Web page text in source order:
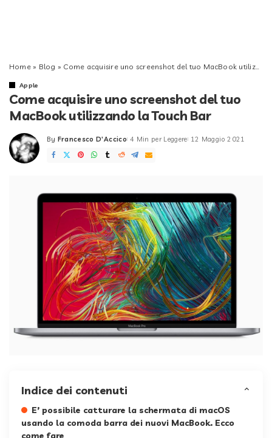
Home» Blog » Come acquisire uno screenshot del tuo MacBook utilizzando la Touch Bar
Apple
Come acquisire uno screenshot del tuo
MacBook utilizzando la Touch Bar
Posted
by
By Francesco D'Accico 4 Min per Leggere 12 Maggio 2021
Indice dei contenuti
E’ possibile catturare la schermata di macOS
usando la comoda barra dei nuovi MacBook. Ecco
come fare